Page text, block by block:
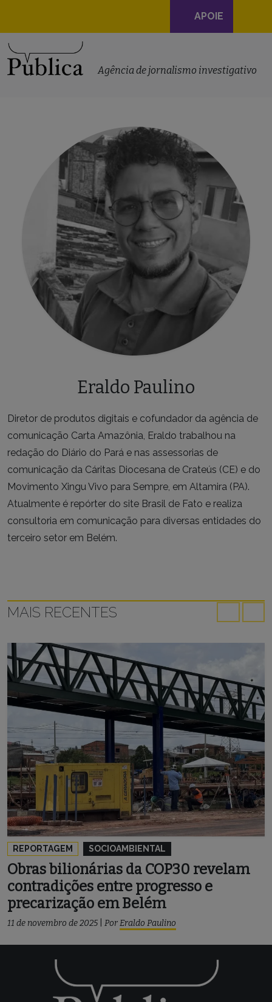
Navegação
principal
APOIE
Agência de jornalismo investigativo
Eraldo Paulino
Diretor de produtos digitais e cofundador da agência de
comunicação Carta Amazônia, Eraldo trabalhou na
redação do Diário do Pará e nas assessorias de
comunicação da Cáritas Diocesana de Crateús (CE) e do
Movimento Xingu Vivo para Sempre, em Altamira (PA).
Atualmente é repórter do site Brasil de Fato e realiza
consultoria em comunicação para diversas entidades do
terceiro setor em Belém.
MAIS RECENTES
REPORTAGEM SOCIOAMBIENTAL
Obras bilionárias da COP30 revelam
contradições entre progresso e
precarização em Belém
11 de novembro de 2025 PorEraldo Paulino